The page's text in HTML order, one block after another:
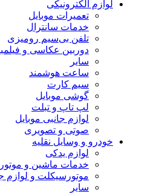
الکترونیکی
تعمیرات موبایل
خدمات سانترال
تلفن بی‌سیم رومیزی
دوربین عکاسی و فیلمبرداری
ساعت هوشمند
سیم کارت
گوشی موبایل
لپ تاپ و تبلت
لوازم جانبی موبایل
صوتی و تصویری
و وسایل نقلیه
لوازم یدکی
خدمات ماشین و موتور
موتورسیکلت و لوازم جانبی